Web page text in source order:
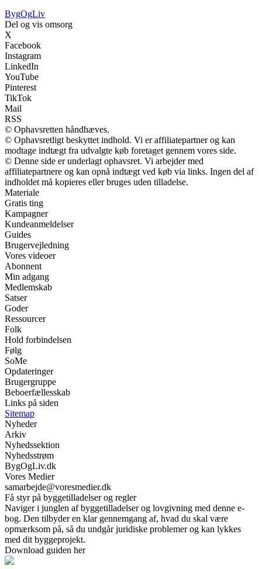
BygOgLiv
Del og vis omsorg
X
Facebook
Instagram
LinkedIn
YouTube
Pinterest
TikTok
Mail
RSS
© Ophavsretten håndhæves.
© Ophavsretligt beskyttet indhold. Vi er affiliatepartner og kan
modtage indtægt fra udvalgte køb foretaget gennem vores side.
© Denne side er underlagt ophavsret. Vi arbejder med
affiliatepartnere og kan opnå indtægt ved køb via links. Ingen del af
indholdet må kopieres eller bruges uden tilladelse.
Materiale
Gratis ting
Kampagner
Kundeanmeldelser
Guides
Brugervejledning
Vores videoer
Abonnent
Min adgang
Medlemskab
Satser
Goder
Ressourcer
Folk
Hold forbindelsen
Følg
SoMe
Opdateringer
Brugergruppe
Beboerfællesskab
Links på siden
Sitemap
Nyheder
Arkiv
Nyhedssektion
Nyhedsstrøm
BygOgLiv.dk
Vores Medier
samarbejde@voresmedier.dk
Få styr på byggetilladelser og regler
Naviger i junglen af byggetilladelser og lovgivning med denne e-
bog. Den tilbyder en klar gennemgang af, hvad du skal være
opmærksom på, så du undgår juridiske problemer og kan lykkes
med dit byggeprojekt.
Download guiden her